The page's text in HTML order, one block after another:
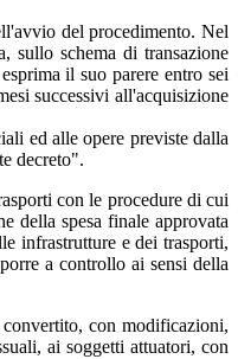
del procedimento. Nel
sullo schema di transazione
il suo parere entro sei
successivi all'acquisizione
ed alle opere previste dalla
decreto".
con le procedure di cui
della spesa finale approvata
infrastrutture e dei trasporti,
a controllo ai sensi della
convertito, con modificazioni,
ai soggetti attuatori, con